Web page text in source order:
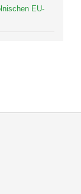
EU-